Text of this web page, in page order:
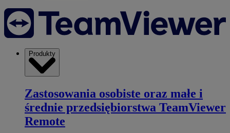
Produkty
Zastosowania osobiste oraz małe i
średnie przedsiębiorstwa TeamViewer
Remote